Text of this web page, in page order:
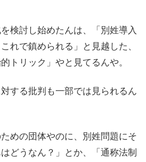
検討し始めたんは、「別姓導入
れで鎮められる」と見越した、
トリック」やと見てるんや。
する批判も一部では見られるん
ための団体やのに、別姓問題にそ
どうなん？」とか、「通称法制